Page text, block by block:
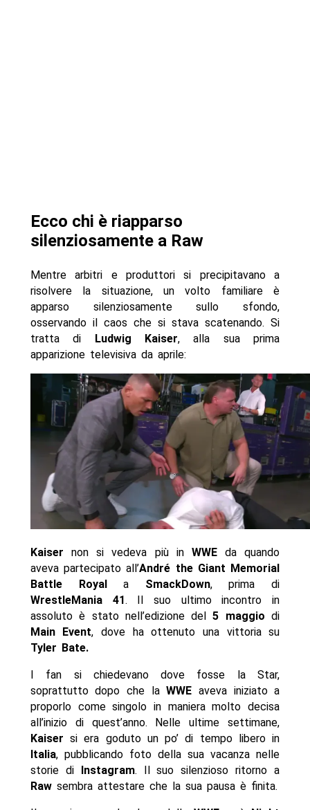
Ecco chi è riapparso
silenziosamente a Raw
Mentre arbitri e produttori si precipitavano a
risolvere la situazione, un volto familiare è
apparso silenziosamente sullo sfondo,
osservando il caos che si stava scatenando. Si
tratta di Ludwig Kaiser, alla sua prima
apparizione televisiva da aprile:
Kaiser non si vedeva più in WWEda quando
aveva partecipato all’André the Giant Memorial
Battle Royal
a SmackDown, prima di
WrestleMania 41. Il suo ultimo incontro in
assoluto è stato nell’edizione del5 maggio di
Main Event, dove ha ottenuto una vittoria su
Tyler Bate.
I fan si chiedevano dove fosse la Star,
soprattutto dopo che laWWE aveva iniziato a
proporlo come singolo in maniera molto decisa
all’inizio di quest’anno. Nelle ultime settimane,
Kaiser si era goduto un po’ di tempo libero in
Italia, pubblicando foto della sua vacanza nelle
storie di
Instagram. Il suo silenzioso ritorno a
Raw sembra attestare che la sua pausa è finita.